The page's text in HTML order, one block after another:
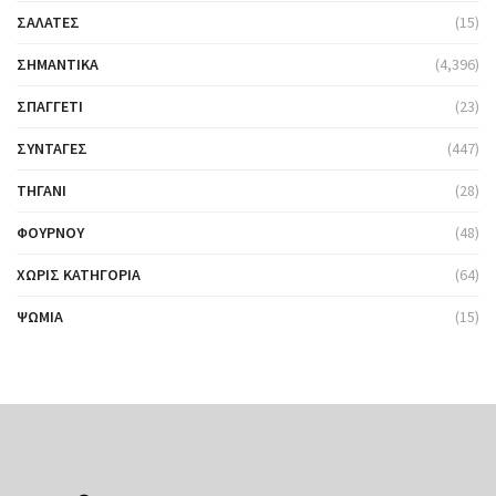
ΣΑΛΆΤΕΣ (15)
ΣΗΜΑΝΤΙΚΆ (4,396)
ΣΠΑΓΓΈΤΙ (23)
ΣΥΝΤΑΓΈΣ (447)
ΤΗΓΆΝΙ (28)
ΦΟΎΡΝΟΥ (48)
ΧΩΡΊΣ ΚΑΤΗΓΟΡΊΑ (64)
ΨΩΜΙΆ (15)